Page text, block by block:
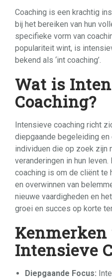
Coaching is een krachtig
bij het bereiken van hun
specifieke vorm van
populariteit wint, is
bekend als ‘int coaching’.
Wat is
Coaching?
Intensieve coaching richt
diepgaande begeleiding en
individuen die op zoek zijn
veranderingen in hun
coaching is om de cliënt te
en overwinnen van
nieuwe vaardigheden en
groei en succes op korte
Intensieve
Diepgaande Focus: